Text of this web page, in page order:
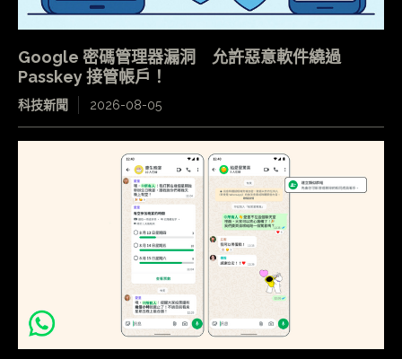
Google 密碼管理器漏洞 允許惡意軟件繞過
Passkey 接管帳戶！
科技新聞 2026-08-05